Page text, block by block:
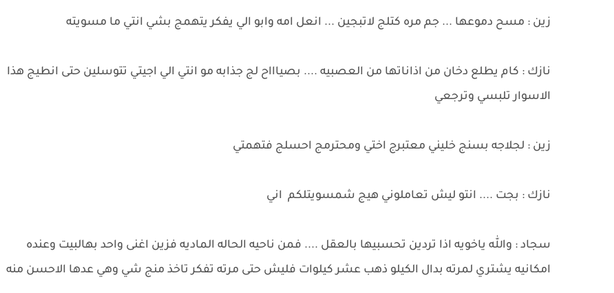
زين : مسح دموعها ... جم مره كتلج لاتبجين ... انعل امه وابو الي يفكر يتهمج بشي انتي ما مسويته
نازك : كام يطلع دخان من اذاناتها من العصبيه .... بصياااح لج جذابه مو انتي الي اجيتي تتوسلين حتى انطيج هذا
الاسوار تلبسي وترجعي
زين : لجلاجه بسنج خليني معتبرج اختي ومحترمج احسلج فتهمتي
نازك : بجت .... انتو ليش تعاملوني هيج شمسويتلكم اني
سجاد : والله ياخويه اذا تردين تحسبيها بالعقل .... فمن ناحيه الحاله الماديه فزين اغنى واحد بهالبيت وعنده
امكانيه يشتري لمرته بدال الكيلو ذهب عشر كيلوات فليش حتى مرته تفكر تاخذ منج شي وهي عدها الاحسن منه